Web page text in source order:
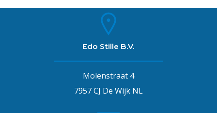
Edo Stille B.V.
Molenstraat 4
7957 CJ De Wijk NL